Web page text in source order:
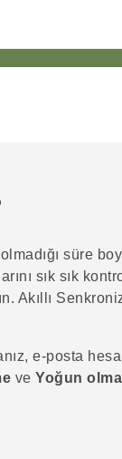
süre
sık sık
Akıllı
e-posta
veYoğun